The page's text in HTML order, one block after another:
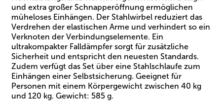
und extra großer Schnapperöffnung ermöglichen
müheloses Einhängen. Der Stahlwirbel reduziert das
Verdrehen der elastischen Arme und verhindert so ein
Verknoten der Verbindungselemente. Ein
ultrakompakter Falldämpfer sorgt für zusätzliche
Sicherheit und entspricht den neuesten Standards.
Zudem verfügt das Set über eine Stahlschlaufe zum
Einhängen einer Selbstsicherung. Geeignet für
Personen mit einem Körpergewicht zwischen 40 kg
und 120 kg. Gewicht: 585 g.